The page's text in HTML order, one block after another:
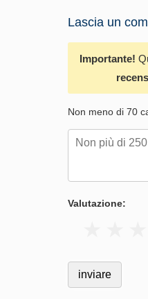
Lascia un
Importante!
Non meno di 70
Valutazione: